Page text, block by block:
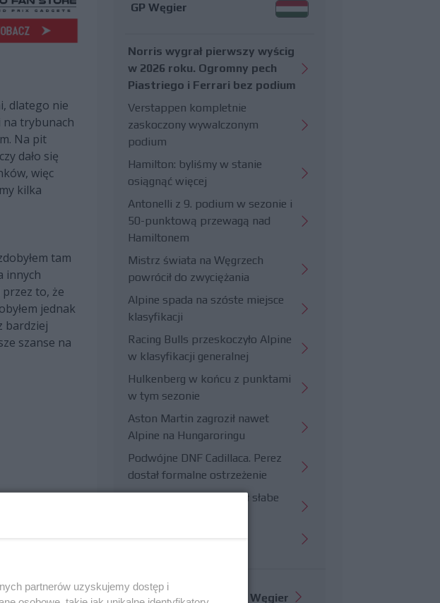
dlatego nie
na trybunach
Na pit
dało się
więc
kilka
tam
innych
to, że
jednak
bardziej
szanse na
GP Węgier
Norris wygrał pierwszy wyścig
w 2026 roku. Ogromny pech
Piastriego i Ferrari bez podium
Verstappen kompletnie
zaskoczony wywalczonym
podium
Hamilton: byliśmy w stanie
osiągnąć więcej
Antonelli z 9. podium w sezonie i
50-punktową przewagą nad
Hamiltonem
Mistrz świata na Węgrzech
powrócił do zwyciężania
Alpine spada na szóste miejsce
klasyfikacji
Racing Bulls przeskoczyło Alpine
w klasyfikacji generalnej
Hulkenberg w końcu z punktami
w tym sezonie
Aston Martin zagroził nawet
Alpine na Hungaroringu
Podwójne DNF Cadillaca. Perez
dostał formalne ostrzeżenie
Hungaroring potwierdził słabe
Więcej informacji o GP Węgier
partnerów uzyskujemy dostęp i